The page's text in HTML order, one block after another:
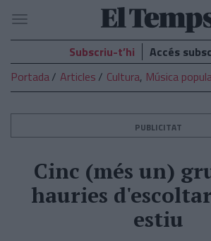
El
Temps
Navegació
Subscriu-t’hi
Accés
Portada
Articles Cultura, Música
PUBLICITAT
Cinc (més un)
hauries
estiu